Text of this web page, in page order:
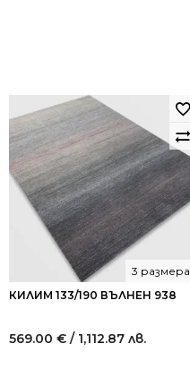
КИЛИМ 133/190 ВЪЛНЕН 938
3 размера
569.00 € / 1,112.87 лв.